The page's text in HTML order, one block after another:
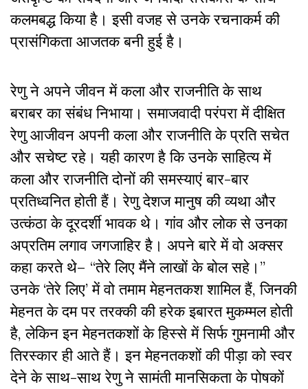
कलमबद्ध किया है। इसी वजह से उनके रचनाकर्म की
प्रासंगिकता आजतक बनी हुई है।
रेणु ने अपने जीवन में कला और राजनीति के साथ
बराबर का संबंध निभाया। समाजवादी परंपरा में दीक्षित
रेणु आजीवन अपनी कला और राजनीति के प्रति सचेत
और सचेष्ट रहे। यही कारण है कि उनके साहित्य में
कला और राजनीति दोनों की समस्याएं बार-बार
प्रतिध्वनित होती हैं। रेणु देशज मानुष की व्यथा और
उत्कंठा के दूरदर्शी भावक थे। गांव और लोक से उनका
अप्रतिम लगाव जगजाहिर है। अपने बारे में वो अक्सर
कहा करते थे– “तेरे लिए मैंने लाखों के बोल सहे।”
उनके ‘तेरे लिए’ में वो तमाम मेहनतकश शामिल हैं, जिनकी
मेहनत के दम पर तरक्की की हरेक इबारत मुकम्मल होती
है, लेकिन इन मेहनतकशों के हिस्से में सिर्फ गुमनामी और
तिरस्कार ही आते हैं। इन मेहनतकशों की पीड़ा को स्वर
देने के साथ-साथ रेणु ने सामंती मानसिकता के पोषकों